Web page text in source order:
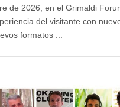
de 2026, en el Grimaldi
del visitante con
formatos ...